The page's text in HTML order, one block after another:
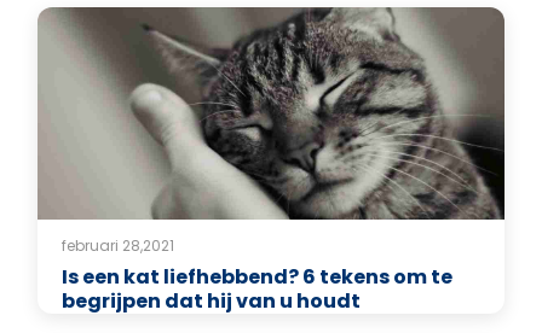
februari 28,2021
Is een kat liefhebbend? 6 tekens om te
begrijpen dat hij van u houdt